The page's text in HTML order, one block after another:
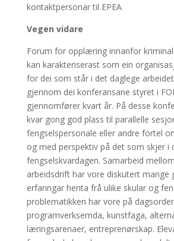
kontaktpersonar til EPEA
Vegen vidare
Forum for opplæring innanfor
kan karakteriserast som ein
for dei som står i det daglege
gjennom dei konferansane styret i
gjennomfører kvart år. På desse
kvar gong god plass til parallelle
fengselspersonale eller andre fortel
og med perspektiv på det som skjer i
fengselskvardagen. Samarbeid
arbeidsdrift har vore diskutert mange
erfaringar henta frå ulike skular og
problematikken har vore på
programverksemda, kunstfaga,
læringsarenaer, entreprenørskap.